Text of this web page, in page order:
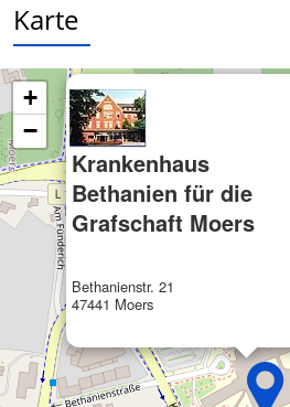
Karte
Krankenhaus
Bethanien für die
Grafschaft Moers
Bethanienstr. 21
47441 Moers
+
−